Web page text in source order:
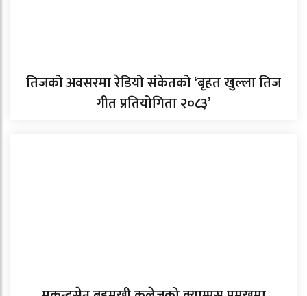
तिजको अवसरमा रेडियो संकेतको ‘बृहत खुल्ला तिज
गीत प्रतियोगिता २०८३’